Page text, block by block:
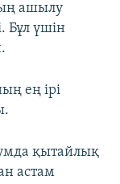
ашылу
Бұл үшін
ең ірі
қытайлық
астам